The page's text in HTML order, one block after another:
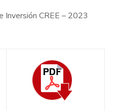
Inversión CREE – 2023